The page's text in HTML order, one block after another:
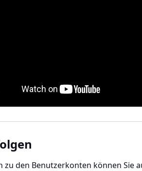
zu den Benutzerkonten können Sie